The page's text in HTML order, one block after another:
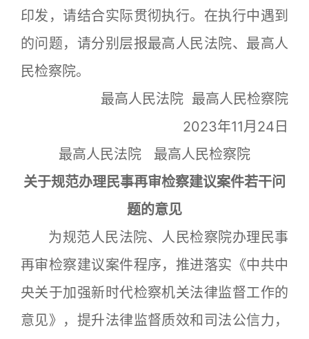
印发，请结合实际贯彻执行。在执行中遇到
的问题，请分别层报最高人民法院、最高人
民检察院。
最高人民法院 最高人民检察院
2023年11月24日
最高人民法院 最高人民检察院
关于规范办理民事再审检察建议案件若干问
题的意见
为规范人民法院、人民检察院办理民事
再审检察建议案件程序，推进落实《中共中
央关于加强新时代检察机关法律监督工作的
意见》，提升法律监督质效和司法公信力，